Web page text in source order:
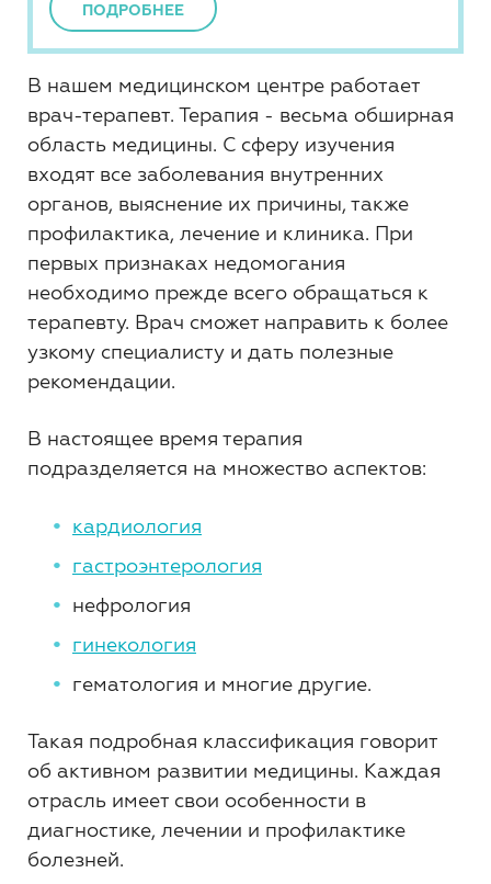
ПОДРОБНЕЕ
В нашем медицинском центре работает
врач-терапевт. Терапия - весьма обширная
область медицины. С сферу изучения
входят все заболевания внутренних
органов, выяснение их причины, также
профилактика, лечение и клиника. При
первых признаках недомогания
необходимо прежде всего обращаться к
терапевту. Врач сможет направить к более
узкому специалисту и дать полезные
рекомендации.
В настоящее время терапия
подразделяется на множество аспектов:
кардиология
гастроэнтерология
нефрология
гинекология
гематология и многие другие.
Такая подробная классификация говорит
об активном развитии медицины. Каждая
отрасль имеет свои особенности в
диагностике, лечении и профилактике
болезней.